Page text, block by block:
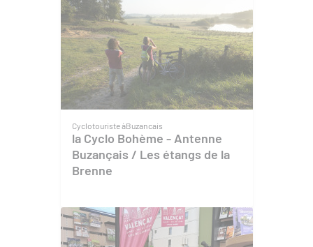
Cyclotouriste àBuzancais
la Cyclo Bohème - Antenne
Buzançais / Les étangs de la
Brenne